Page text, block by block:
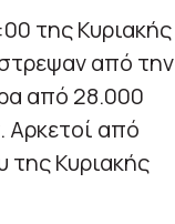
της Κυριακής
από την
από 28.000
Αρκετοί από
της Κυριακής